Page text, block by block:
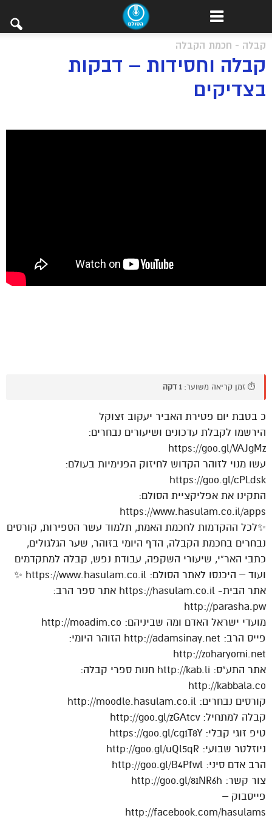
קבלה - חכמת הקבלה
קבלה וחסידות – דבקות
בצדיקים
⏱️ זמן קריאה משוער: 1 דקה
כ בטבת יום פטירת האביר יעקוב זצוקל
הירשמו לקבלת עדכונים ושיעורים נבחרים:
https://goo.gl/VAJgMz
עשו מנוי לזוהר הקדוש לחיזוק הפנימיות בעולם:
https://goo.gl/cPLdsk
התקינו את אפליקציית הסולם:
https://www.hasulam.co.il/apps
✨לכל ההקדמות לחכמת האמת, תלמוד עשר הספירות, קורסים
נבחרים בחכמת הקבלה, הדף היומי בזוהר, שער הגלגולים,
כתבי האר”י, שיעורי השקפה, עבודת נפש, קבלה למתקדמים
ועוד – היכנסו לאתר הסולם: https://www.hasulam.co.il ✨
אתר הבית- https://hasulam.co.il אתר ספר הרב:
http://parasha.pw
מועדי ישראל האדם ומה שביניהם: http://moadim.co
פייס הרב: http://adamsinay.net הזוהר היומי:
http://zoharyomi.net
אתר התע”ס: http://kab.li חנות ספרי קבלה:
http://kabbala.co
קורסים נבחרים: http://moodle.hasulam.co.il
קבלה למתחיל: http://goo.gl/zGAtcv
טיפ זוגי קבלי: https://goo.gl/cg1T8Y
ניוזלטר שבועי: http://goo.gl/uQl5qR
הרב אדם סיני: http://goo.gl/B4Pfwl
צור קשר: http://goo.gl/81NR6h
פייסבוק –
http://facebook.com/hasulams